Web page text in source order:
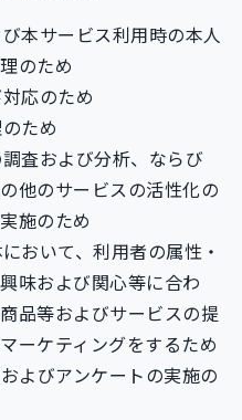
本サービス利用時の本人
のため
応のため
ため
査および分析、ならび
他のサービスの活性化の
施のため
おいて、利用者の属性・
味および関心等に合わ
品等およびサービスの提
ーケティングをするため
よびアンケートの実施の